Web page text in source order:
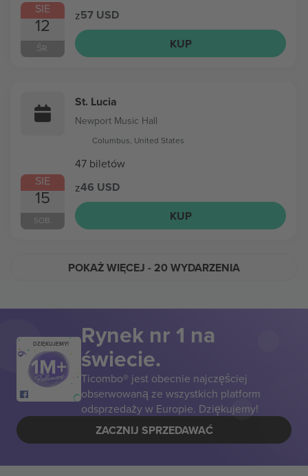
SIE
12
ŚR.
z57 USD
KUP
SIE
15
SOB.
St. Lucia
Newport Music Hall
Columbus, United States
47 biletów
z46 USD
KUP
POKAŻ WIĘCEJ - 20 WYDARZENIA
DZIĘKUJEMY! Rynek nr 1 na
świecie.
Ticombo® jest obecnie najczęściej
obserwowaną ze wszystkich platform
odsprzedaży w Europie. Dziękujemy!
ZACZNIJ SPRZEDAWAĆ